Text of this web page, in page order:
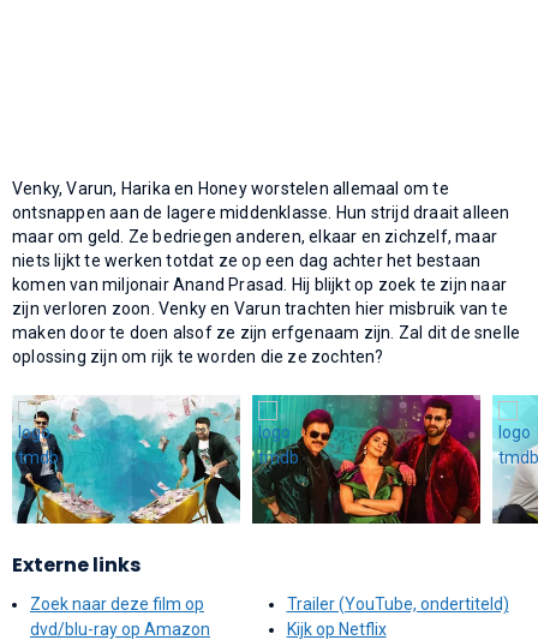
Venky, Varun, Harika en Honey worstelen allemaal om te
ontsnappen aan de lagere middenklasse. Hun strijd draait alleen
maar om geld. Ze bedriegen anderen, elkaar en zichzelf, maar
niets lijkt te werken totdat ze op een dag achter het bestaan
komen van miljonair Anand Prasad. Hij blijkt op zoek te zijn naar
zijn verloren zoon. Venky en Varun trachten hier misbruik van te
maken door te doen alsof ze zijn erfgenaam zijn. Zal dit de snelle
oplossing zijn om rijk te worden die ze zochten?
Externe links
Zoek naar deze film op
dvd/blu-ray op Amazon
Trailer (YouTube, ondertiteld)
Kijk op Netflix